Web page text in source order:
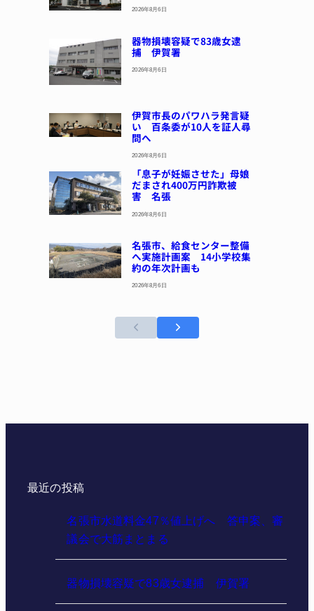
2026年8月6日
器物損壊容疑で83歳女逮
捕 伊賀署
2026年8月6日
伊賀市長のパワハラ発言疑
い 百条委が10人を証人尋
問へ
2026年8月6日
「息子が妊娠させた」母娘
だまされ400万円詐欺被
害 名張
2026年8月6日
名張市、給食センター整備
へ実施計画案 14小学校集
約の年次計画も
2026年8月6日
最近の投稿
名張市水道料金47％値上げへ 答申案、審
議会で大筋まとまる
器物損壊容疑で83歳女逮捕 伊賀署